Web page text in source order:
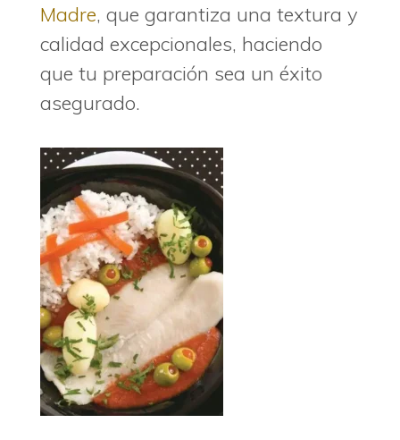
Madre, que garantiza una textura y
calidad excepcionales, haciendo
que tu preparación sea un éxito
asegurado.